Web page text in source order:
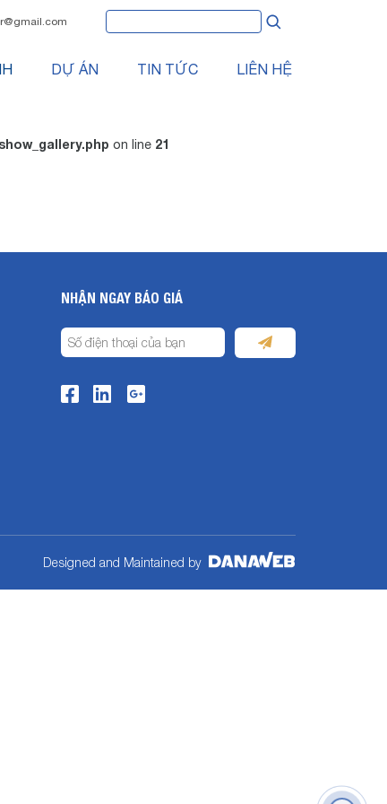
DỰ ÁN TIN TỨC LIÊN HỆ
on line 21
NHẬN NGAY BÁO GIÁ
Designed and Maintained by